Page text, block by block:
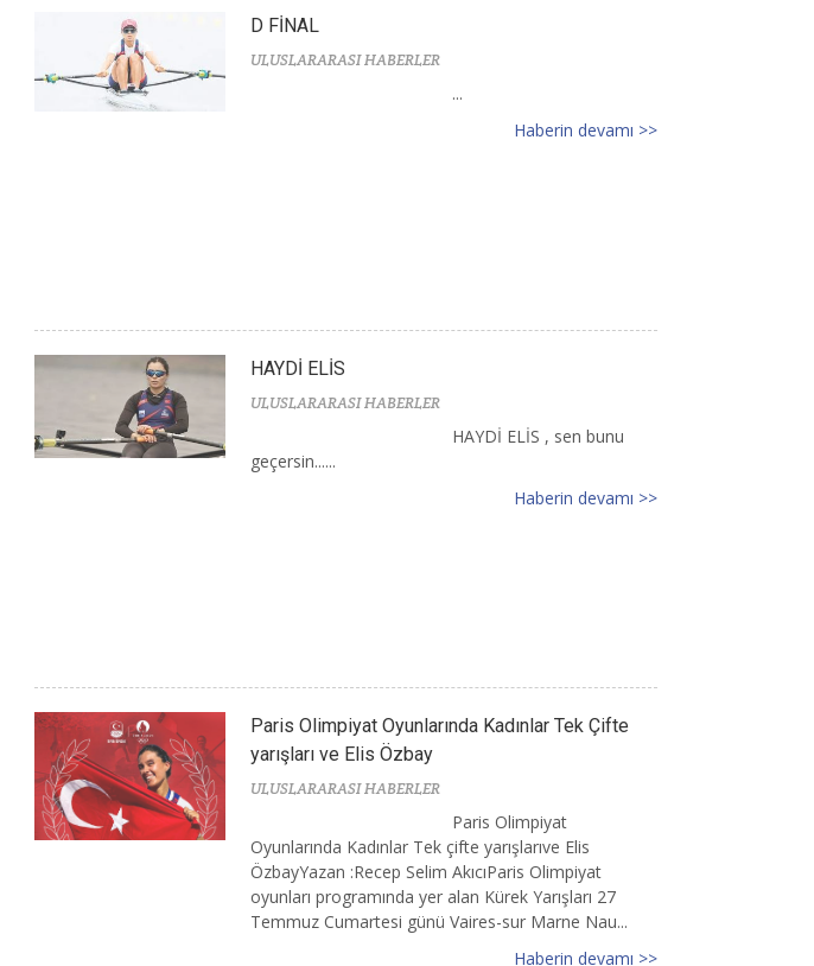
D FİNAL
ULUSLARARASI HABERLER
...
Haberin devamı >>
HAYDİ ELİS
ULUSLARARASI HABERLER
HAYDİ ELİS , sen bunu
geçersin......
Haberin devamı >>
Paris Olimpiyat Oyunlarında Kadınlar Tek Çifte
yarışları ve Elis Özbay
ULUSLARARASI HABERLER
Paris Olimpiyat
Oyunlarında Kadınlar Tek çifte yarışlarıve Elis
ÖzbayYazan :Recep Selim AkıcıParis Olimpiyat
oyunları programında yer alan Kürek Yarışları 27
Temmuz Cumartesi günü Vaires-sur Marne Nau...
Haberin devamı >>